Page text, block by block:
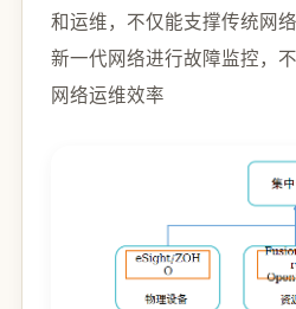
和运维，不仅能支撑传统网
新一代网络进行故障监控，
网络运维效率